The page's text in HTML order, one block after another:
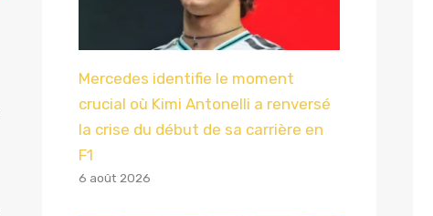
Mercedes identifie le moment
crucial où Kimi Antonelli a renversé
la crise du début de sa carrière en
F1
6 août 2026